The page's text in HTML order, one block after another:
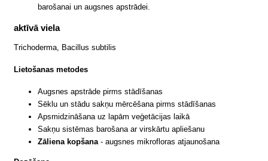
barošanai un augsnes apstrādei.
aktīvā viela
Trichoderma, Bacillus subtilis
Lietošanas metodes
Augsnes apstrāde pirms stādīšanas
Sēklu un stādu sakņu mērcēšana pirms stādīšanas
Apsmidzināšana uz lapām veģetācijas laikā
Sakņu sistēmas barošana ar virskārtu apliešanu
Zāliena kopšana- augsnes mikrofloras atjaunošana